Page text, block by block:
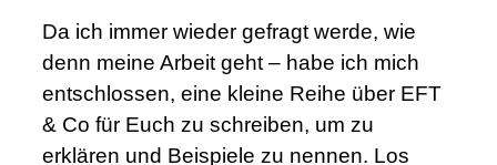
Da ich immer wieder gefragt werde, wie
denn meine Arbeit geht – habe ich mich
entschlossen, eine kleine Reihe über EFT
& Co für Euch zu schreiben, um zu
erklären und Beispiele zu nennen. Los